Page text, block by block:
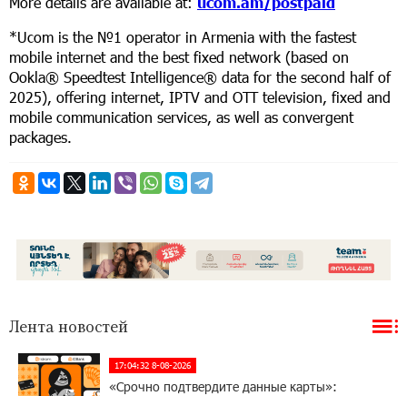
*Ucom is the №1 operator in Armenia with the fastest
mobile internet and the best fixed network (based on
Ookla® Speedtest Intelligence® data for the second half of
2025), offering internet, IPTV and OTT television, fixed and
mobile communication services, as well as convergent
packages.
Лента новостей
17:04:32 8-08-2026
«Срочно подтвердите данные карты»: